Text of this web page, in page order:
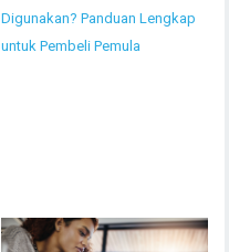
Digunakan? Panduan Lengkap
untuk Pembeli Pemula